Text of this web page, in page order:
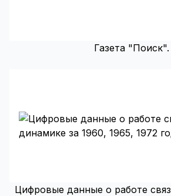
Газета "Поиск".
Цифровые данные о работе